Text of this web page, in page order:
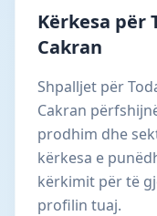
Kërkesa për
Cakran
Shpalljet për
Cakran
prodhim dhe
kërkesa e
kërkimit për të
profilin tuaj.